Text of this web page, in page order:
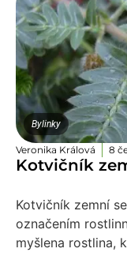
Bylinky
Veronika Králová 8
Kotvičník
Kotvičník zemní
označením
myšlena rostlina,